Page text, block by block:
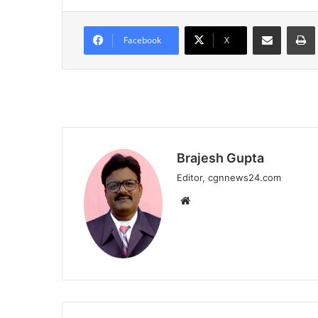
Facebook X
Share via Email
Brajesh Gupta
Editor, cgnnews24.com